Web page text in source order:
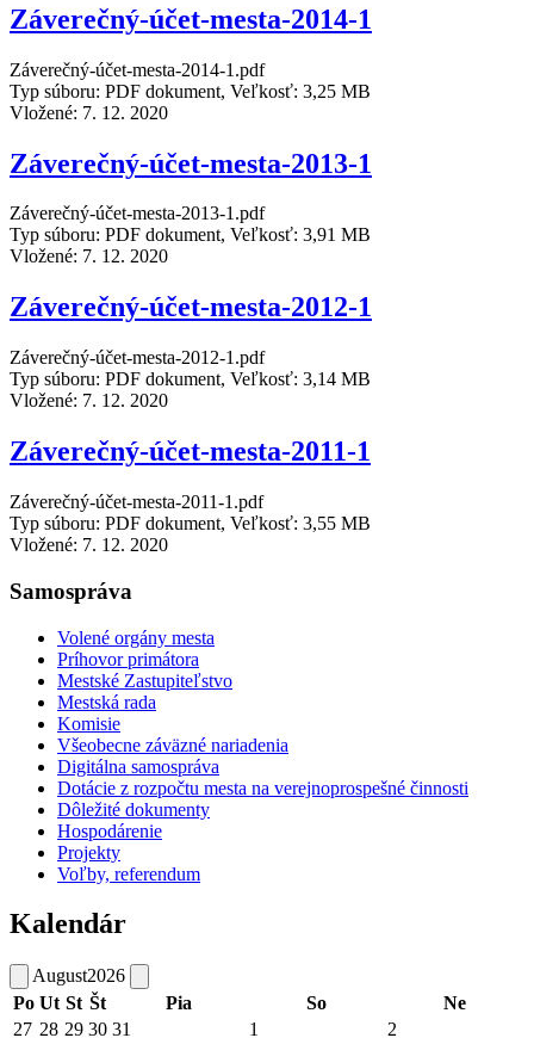
Záverečný-účet-mesta-2014-1
Záverečný-účet-mesta-2014-1.pdf
Typ súboru: PDF dokument, Veľkosť: 3,25 MB
Vložené: 7. 12. 2020
Záverečný-účet-mesta-2013-1
Záverečný-účet-mesta-2013-1.pdf
Typ súboru: PDF dokument, Veľkosť: 3,91 MB
Vložené: 7. 12. 2020
Záverečný-účet-mesta-2012-1
Záverečný-účet-mesta-2012-1.pdf
Typ súboru: PDF dokument, Veľkosť: 3,14 MB
Vložené: 7. 12. 2020
Záverečný-účet-mesta-2011-1
Záverečný-účet-mesta-2011-1.pdf
Typ súboru: PDF dokument, Veľkosť: 3,55 MB
Vložené: 7. 12. 2020
Samospráva
Volené orgány mesta
Príhovor primátora
Mestské Zastupiteľstvo
Mestská rada
Komisie
Všeobecne záväzné nariadenia
Digitálna samospráva
Dotácie z rozpočtu mesta na verejnoprospešné činnosti
Dôležité dokumenty
Hospodárenie
Projekty
Voľby, referendum
Kalendár
August2026
Po Ut St Št Pia So
Ne
27 28 29 30 31 1 2